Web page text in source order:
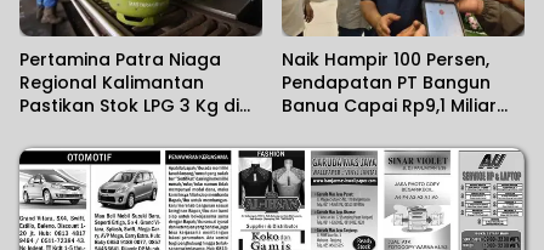
Pertamina Patra Niaga
Regional Kalimantan
Pastikan Stok LPG 3 Kg di
Naik Hampir 100 Persen,
Pendapatan PT Bangun
Banua Capai Rp9,1 Miliar